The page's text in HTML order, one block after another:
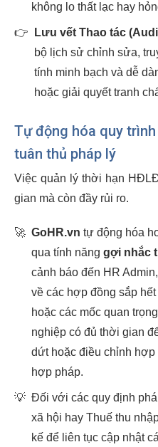
không lo thất lạc hay
👉 Lưu vết Thao tác
bộ lịch sử chỉnh sửa,
tính minh bạch và dễ
hoặc giải quyết tranh
Tự động hóa quy
tuân thủ pháp lý
Việc quản lý thời hạn
gian mà còn đầy rủi ro.
🚀 GoHR.vn tự động hóa
qua tính năng gợi nhắc
cảnh báo đến HR
về các hợp đồng sắp
hoặc các mốc quan
nghiệp có đủ thời gian
dứt hoặc điều chỉnh hợp
hợp pháp.
💡 Đối với các quy định
xã hội hay Thuế thu
kế để liên tục cập nhật